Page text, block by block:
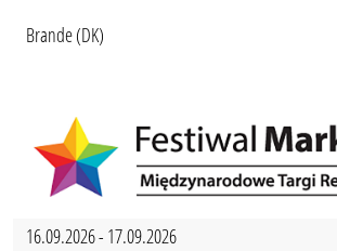
Brande (DK)
16.09.2026 - 17.09.2026